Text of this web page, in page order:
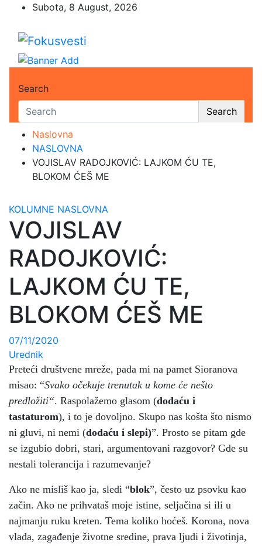
content
Subota, 8 August, 2026
Fokusvesti
U središtu pažnje
Search
Search
Naslovna
NASLOVNA
VOJISLAV RADOJKOVIĆ: LAJKOM ĆU TE,
BLOKOM ĆEŠ ME
KOLUMNE NASLOVNA
VOJISLAV
RADOJKOVIĆ:
LAJKOM ĆU TE,
BLOKOM ĆEŠ ME
07/11/2020
Urednik
Preteći društvene mreže, pada mi na pamet Sioranova
misao: “Svako očekuje trenutak u kome će nešto
predložiti“. Raspolažemo glasom (dodaću i
tastaturom), i to je dovoljno. Skupo nas košta što nismo
ni gluvi, ni nemi (dodaću i slepi)”. Prosto se pitam gde
se izgubio dobri, stari, argumentovani razgovor? Gde su
nestali tolerancija i razumevanje?
Ako ne misliš kao ja, sledi “blok”, često uz psovku kao
začin. Ako ne prihvataš moje istine, seljačina si ili u
najmanju ruku kreten. Tema koliko hoćeš. Korona, nova
vlada, zagađenje životne sredine, prava ljudi i životinja,